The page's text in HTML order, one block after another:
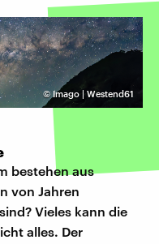
© Imago | Westend61
bestehen aus
von Jahren
Vieles kann die
alles. Der